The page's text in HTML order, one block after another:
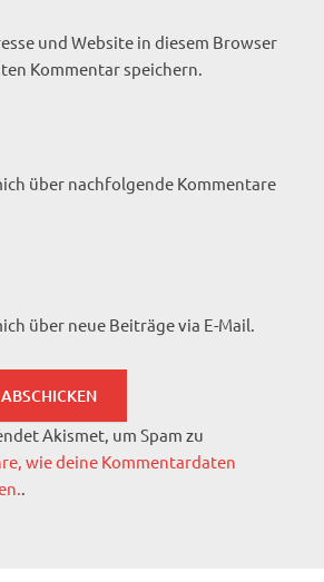
und Website in diesem Browser
Kommentar speichern.
über nachfolgende Kommentare
über neue Beiträge via E-Mail.
Akismet, um Spam zu
wie deine Kommentardaten
.